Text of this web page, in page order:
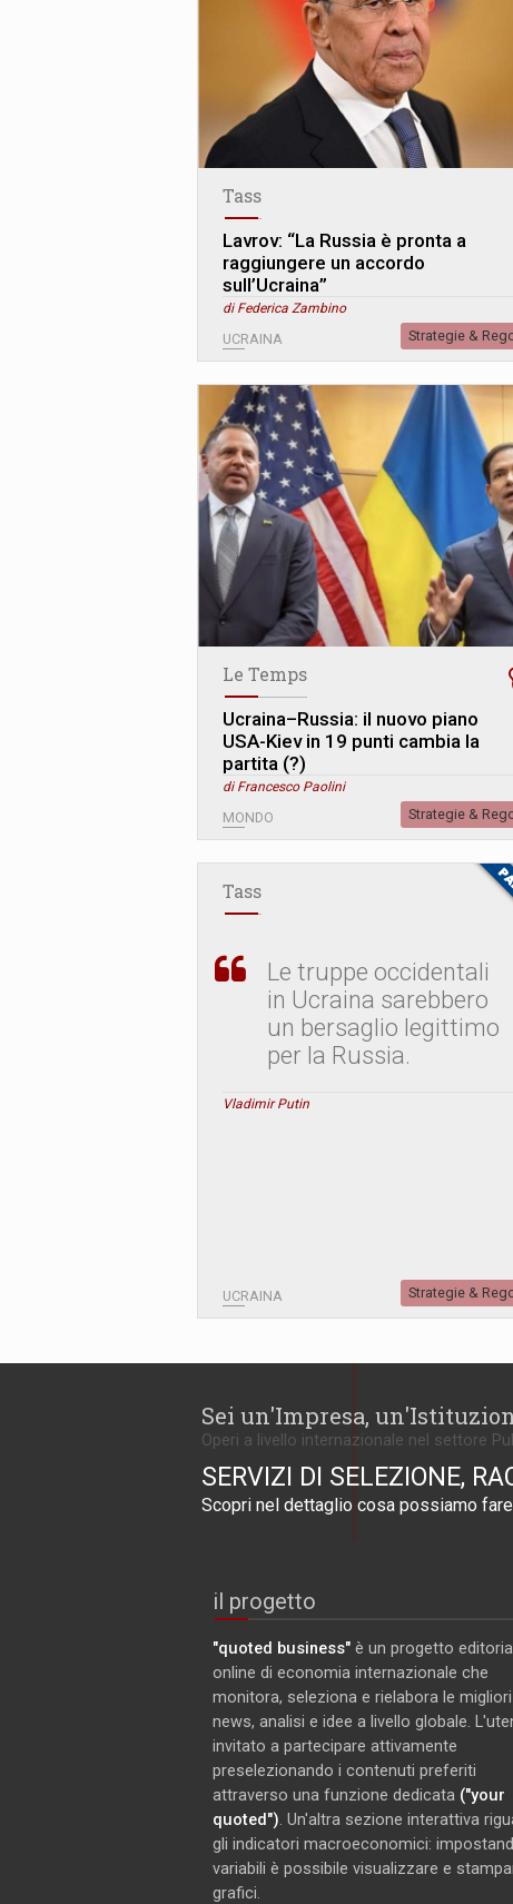
Tass
Lavrov: “La Russia è pronta a
raggiungere un accordo
sull’Ucraina”
di Federica Zambino
UCRAINA Strategie &
Le Temps
Ucraina–Russia: il nuovo piano
USA-Kiev in 19 punti cambia la
partita (?)
di Francesco Paolini
MONDO Strategie &
Tass
Le truppe occidentali
in Ucraina sarebbero
un bersaglio legittimo
per la Russia.
Vladimir Putin
UCRAINA Strategie &
Sei un'Impresa,
Operi a livello internazionale nel settore
SERVIZI DI SELEZIONE,
Scopri nel dettaglio cosa possiamo
il progetto
"quoted business" è un progetto
online di economia internazionale che
monitora, seleziona e rielabora le migliori
news, analisi e idee a livello globale.
invitato a partecipare attivamente
preselezionando i contenuti preferiti
attraverso una funzione dedicata ("your
quoted"). Un'altra sezione interattiva
gli indicatori macroeconomici:
variabili è possibile visualizzare e
grafici.